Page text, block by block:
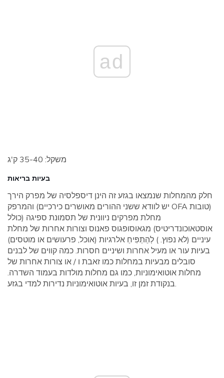
ad
משקל: 35-40 ק'ג
בעיות בריאות
חלק מהמחלות שנמצאו בגזע זה הינן דיספלסיה של מפרק הירך
והמרפק (יש לוודא ששני ההורים מאושרים כירכיים OFA טובות)
מחלת מפרקים ניוונית של תסמונת ספיגה (כולל
אוסטאוכונדריטיס) מגאוסופגוס פאנוס וצורות אחרות של מחלת
עיניים (לא נפוץ. ) לְהַתְפִּיחַ אלרגיות (אוכל, פרעושים או מוטסים)
בעיות עור או מעיל אחרות ושיניים חסרות. כמה קווים של לבנים
סובלים מבעיות במחלות כמו זאבת ו / או צורות אחרות של
מחלות אוטואימוניות, כמו גם מחלות מולדות בעמוד השדרה.
בנקודת זמן זו, בעיות אוטואימוניות נדירות למדי בגזע.